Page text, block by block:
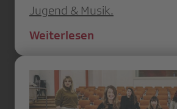
Jugend & Musik.
Weiterlesen